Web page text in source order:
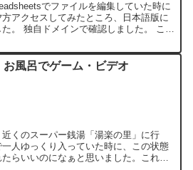
でファイルを編集していた時に
アクセスしてみたところ、日本語版に
。 独自ドメインで確認しました。 これ
お風呂でゲーム・ビデオ
くのスーパー銭湯「湯楽の里」に行
人ゆっくり入っていた時に、この状態
らいいのになぁと思いました。これか